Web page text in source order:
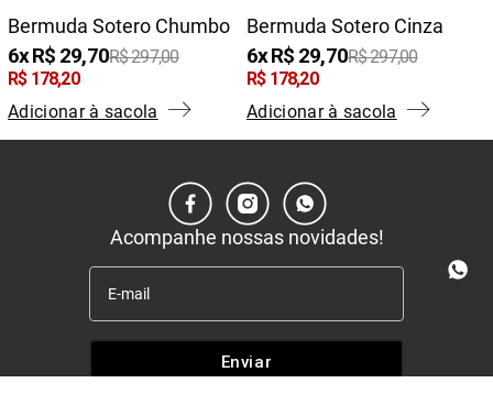
Bermuda Sotero Chumbo
6 R$ 29,70R$297,00
R$ 178,20
Adicionar à sacola
Bermuda Sotero Cinza
6 R$ 29,70R$297,00
R$ 178,20
Adicionar à sacola
Acompanhe nossas novidades!
Enviar